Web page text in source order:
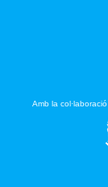
Amb la